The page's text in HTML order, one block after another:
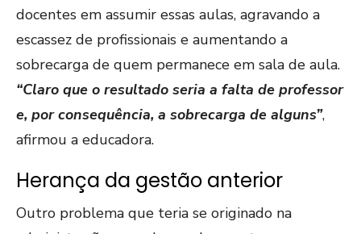
docentes em assumir essas aulas, agravando a
escassez de profissionais e aumentando a
sobrecarga de quem permanece em sala de aula.
“Claro que o resultado seria a falta de professor
e, por consequência, a sobrecarga de alguns”,
afirmou a educadora.
Herança da gestão anterior
Outro problema que teria se originado na